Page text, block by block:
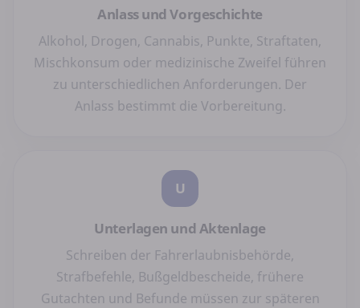
Anlass und Vorgeschichte
Alkohol, Drogen, Cannabis, Punkte, Straftaten,
Mischkonsum oder medizinische Zweifel führen
zu unterschiedlichen Anforderungen. Der
Anlass bestimmt die Vorbereitung.
U
Unterlagen und Aktenlage
Schreiben der Fahrerlaubnisbehörde,
Strafbefehle, Bußgeldbescheide, frühere
Gutachten und Befunde müssen zur späteren